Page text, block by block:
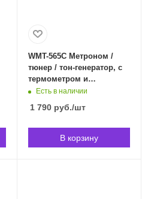
WMT-565C Метроном /
тюнер / тон-генератор, с
термометром и
гигрометром, Cherub
Владивостоке
Есть в наличии
1 790руб./шт
В корзину